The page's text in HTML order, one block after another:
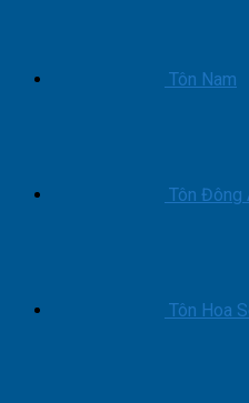
Tôn Nam
Tôn Đông
Tôn Hoa